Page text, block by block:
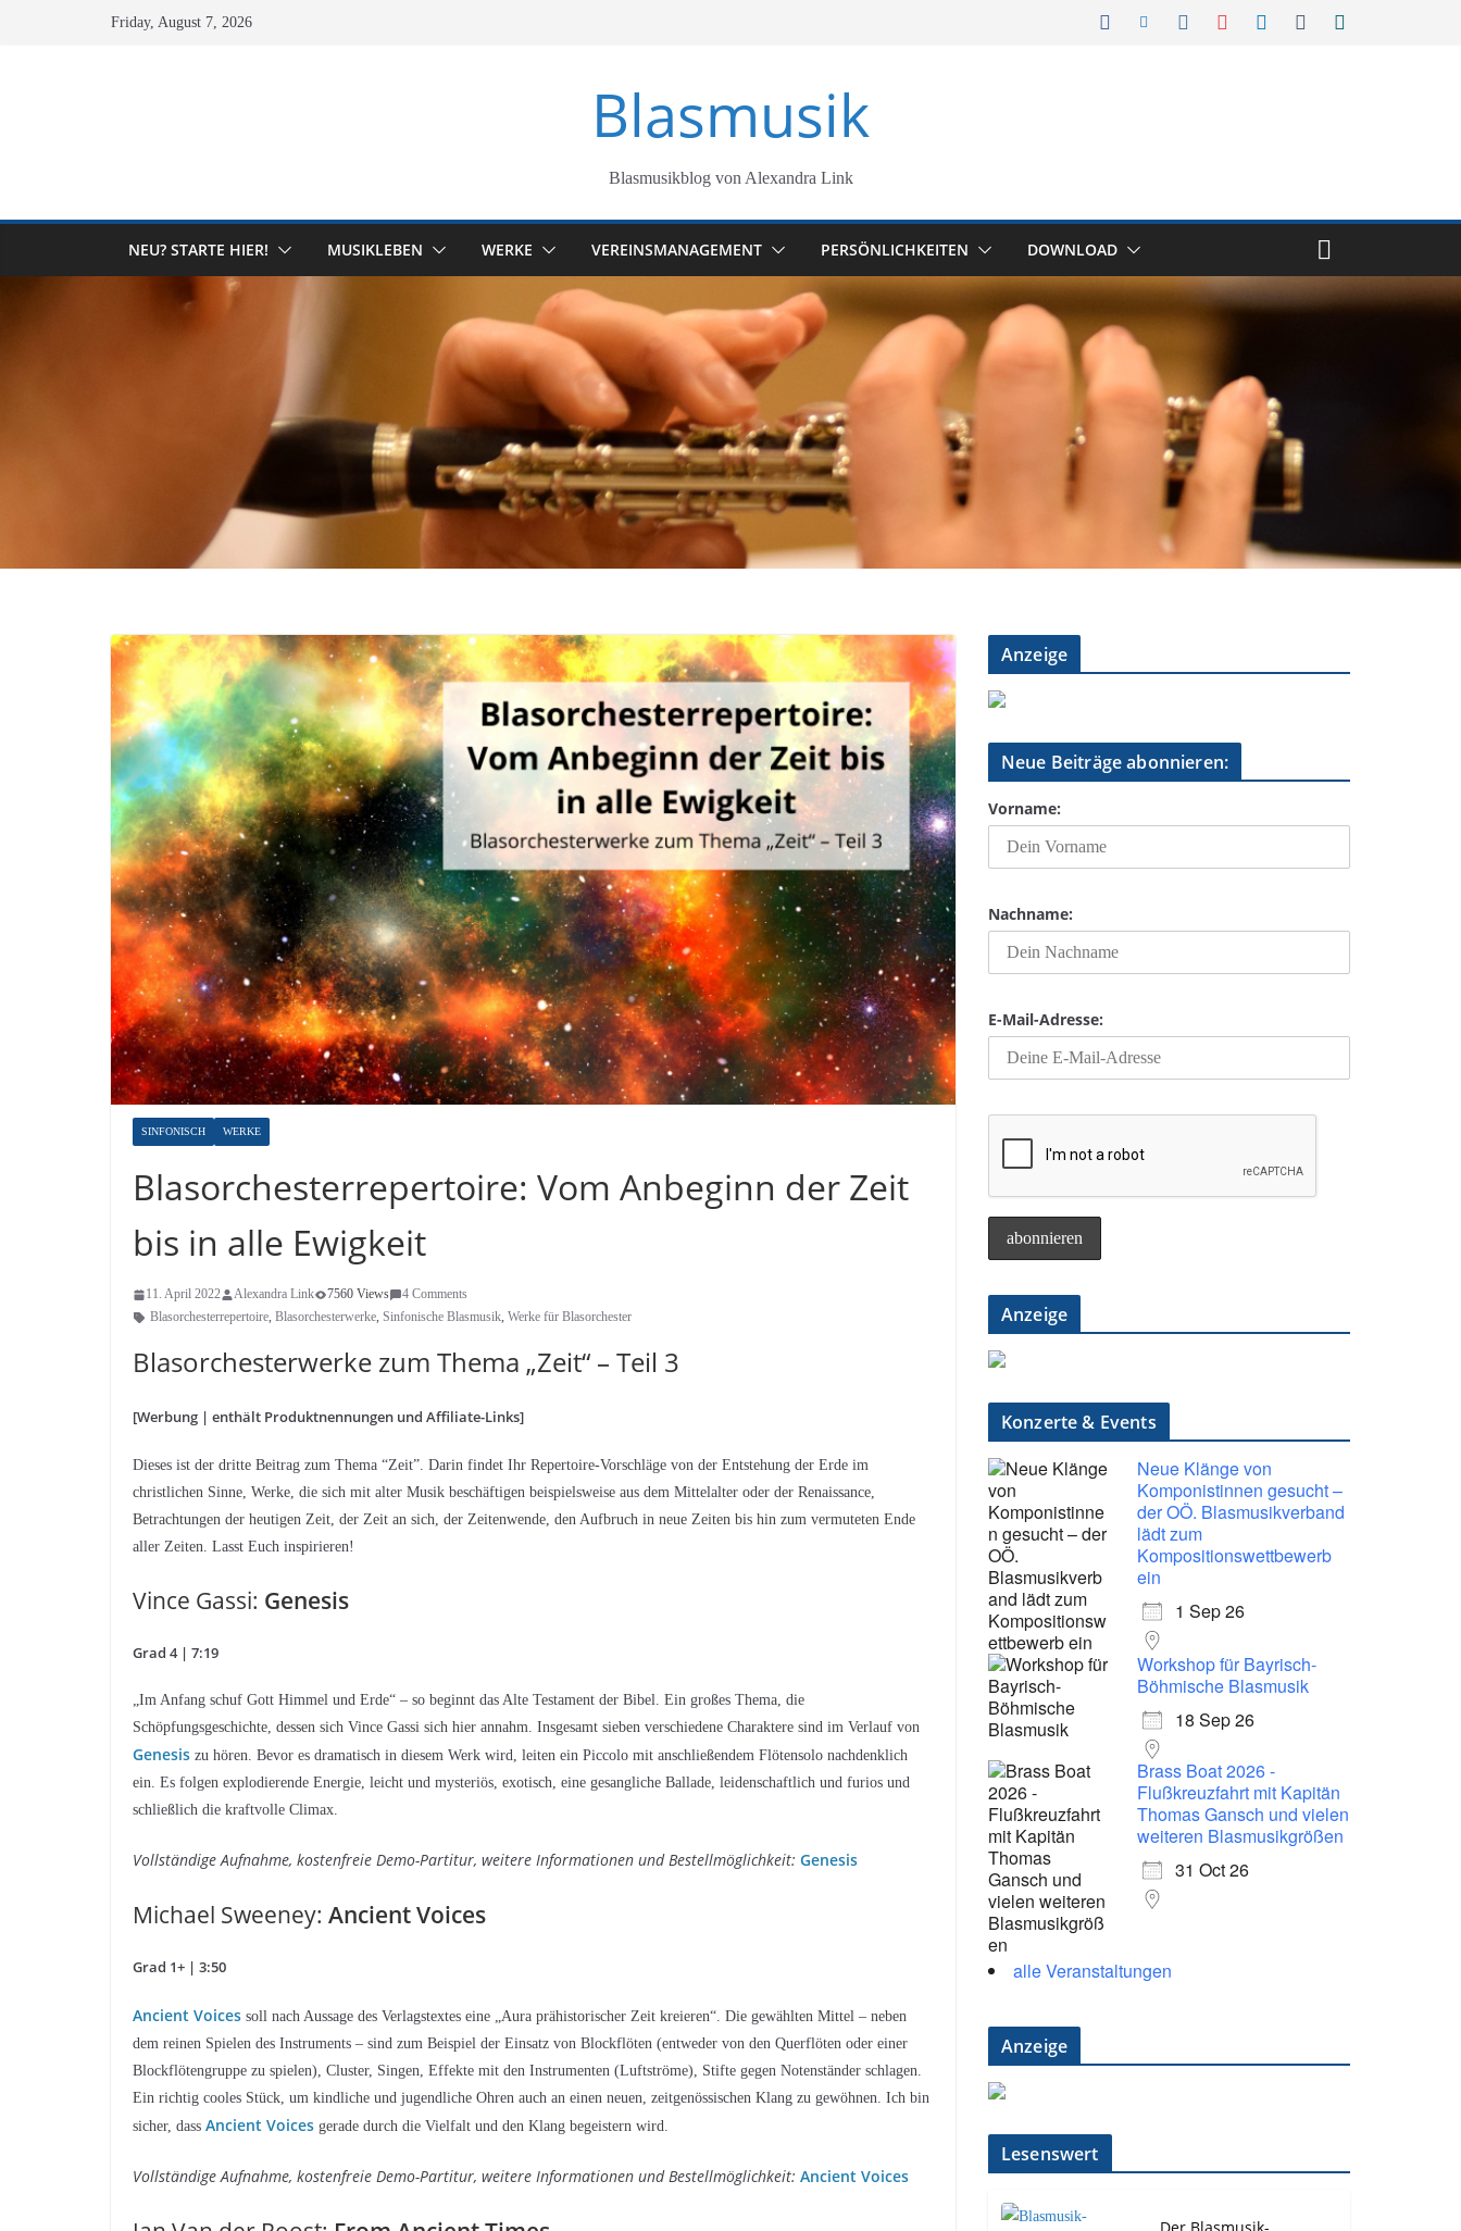
Friday, August 7, 2026
Blasmusik
Blasmusikblog von Alexandra Link
NEU? STARTE HIER! MUSIKLEBEN WERKE VEREINSMANAGEMENT PERSÖNLICHKEITEN DOWNLOAD
SINFONISCH WERKE
Blasorchesterrepertoire: Vom Anbeginn der Zeit
bis in alle Ewigkeit
11. April 2022 Alexandra Link 7560 Views
4 Comments
Blasorchesterrepertoire, Blasorchesterwerke, Sinfonische Blasmusik, Werke für Blasorchester
Blasorchesterwerke zum Thema „Zeit“ – Teil 3
[Werbung | enthält Produktnennungen und Affiliate-Links]
Dieses ist der dritte Beitrag zum Thema “Zeit”. Darin findet Ihr Repertoire-Vorschläge von der Entstehung der Erde im
christlichen Sinne, Werke, die sich mit alter Musik beschäftigen beispielsweise aus dem Mittelalter oder der Renaissance,
Betrachtungen der heutigen Zeit, der Zeit an sich, der Zeitenwende, den Aufbruch in neue Zeiten bis hin zum vermuteten Ende
aller Zeiten. Lasst Euch inspirieren!
Vince Gassi: Genesis
Grad 4 | 7:19
„Im Anfang schuf Gott Himmel und Erde“ – so beginnt das Alte Testament der Bibel. Ein großes Thema, die
Schöpfungsgeschichte, dessen sich Vince Gassi sich hier annahm. Insgesamt sieben verschiedene Charaktere sind im Verlauf von
Genesis zu hören. Bevor es dramatisch in diesem Werk wird, leiten ein Piccolo mit anschließendem Flötensolo nachdenklich
ein. Es folgen explodierende Energie, leicht und mysteriös, exotisch, eine gesangliche Ballade, leidenschaftlich und furios und
schließlich die kraftvolle Climax.
Vollständige Aufnahme, kostenfreie Demo-Partitur, weitere Informationen und Bestellmöglichkeit: Genesis
Michael Sweeney: Ancient Voices
Grad 1+ | 3:50
Ancient Voices soll nach Aussage des Verlagstextes eine „Aura prähistorischer Zeit kreieren“. Die gewählten Mittel – neben
dem reinen Spielen des Instruments – sind zum Beispiel der Einsatz von Blockflöten (entweder von den Querflöten oder einer
Blockflötengruppe zu spielen), Cluster, Singen, Effekte mit den Instrumenten (Luftströme), Stifte gegen Notenständer schlagen.
Ein richtig cooles Stück, um kindliche und jugendliche Ohren auch an einen neuen, zeitgenössischen Klang zu gewöhnen. Ich bin
sicher, dass Ancient Voices gerade durch die Vielfalt und den Klang begeistern wird.
Vollständige Aufnahme, kostenfreie Demo-Partitur, weitere Informationen und Bestellmöglichkeit: Ancient Voices
Anzeige
Neue Beiträge abonnieren:
Vorname:
Nachname:
E-Mail-Adresse:
Anzeige
Konzerte & Events
Neue Klänge von
Komponistinnen gesucht –
der OÖ. Blasmusikverband
lädt zum
Kompositionswettbewerb
ein
1 Sep 26
Workshop für Bayrisch-
Böhmische Blasmusik
18 Sep 26
Brass Boat 2026 -
Flußkreuzfahrt mit Kapitän
Thomas Gansch und vielen
weiteren Blasmusikgrößen
31 Oct 26
alle Veranstaltungen
Anzeige
Lesenswert